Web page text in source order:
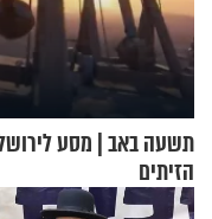
תשעה באב | מסע
הזיתים